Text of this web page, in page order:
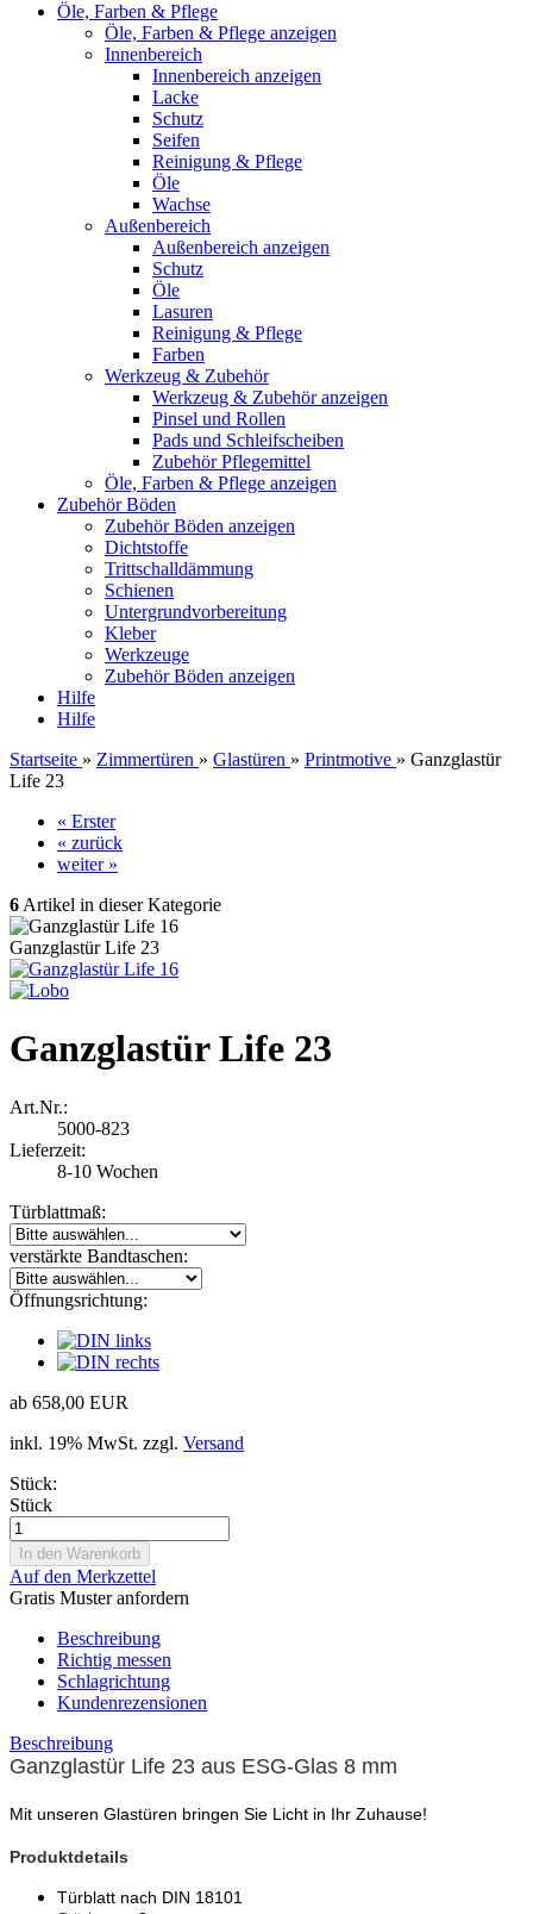
Öle, Farben & Pflege
Öle, Farben & Pflege anzeigen
Innenbereich
Innenbereich anzeigen
Lacke
Schutz
Seifen
Reinigung & Pflege
Öle
Wachse
Außenbereich
Außenbereich anzeigen
Schutz
Öle
Lasuren
Reinigung & Pflege
Farben
Werkzeug & Zubehör
Werkzeug & Zubehör anzeigen
Pinsel und Rollen
Pads und Schleifscheiben
Zubehör Pflegemittel
Öle, Farben & Pflege anzeigen
Zubehör Böden
Zubehör Böden anzeigen
Dichtstoffe
Trittschalldämmung
Schienen
Untergrundvorbereitung
Kleber
Werkzeuge
Zubehör Böden anzeigen
Hilfe
Hilfe
Startseite » Zimmertüren » Glastüren » Printmotive » Ganzglastür
Life 23
« Erster
« zurück
weiter »
6 Artikel in dieser Kategorie
Ganzglastür Life 23
Ganzglastür Life 23
Art.Nr.:
5000-823
Lieferzeit:
8-10 Wochen
Türblattmaß:
verstärkte Bandtaschen:
Öffnungsrichtung:
ab 658,00 EUR
inkl. 19% MwSt. zzgl. Versand
Stück:
Stück
Auf den Merkzettel
Gratis Muster anfordern
Beschreibung
Richtig messen
Schlagrichtung
Kundenrezensionen
Beschreibung
Ganzglastür Life 23 aus ESG-Glas 8 mm
Mit unseren Glastüren bringen Sie Licht in Ihr Zuhause!
Produktdetails
Türblatt nach DIN 18101